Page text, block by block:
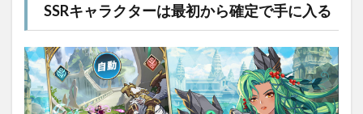
SSRキャラクターは最初から確定で手に入る